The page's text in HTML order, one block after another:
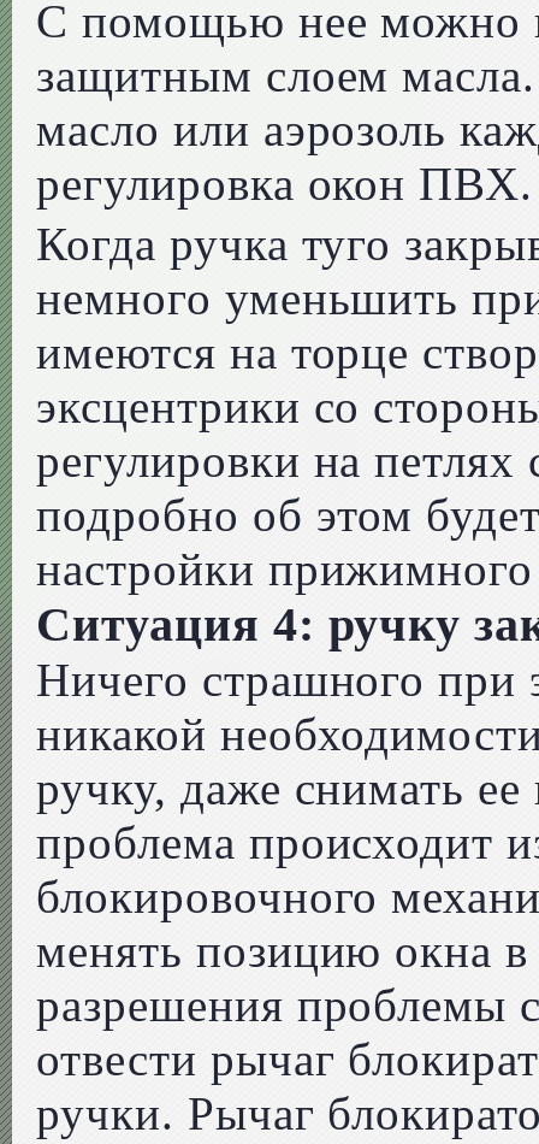
С помощью нее можно
защитным слоем масла.
масло или аэрозоль
регулировка окон ПВХ.
Когда ручка туго
немного уменьшить
имеются на торце
эксцентрики со
регулировки на
подробно об этом
настройки
Ситуация 4: ручку
Ничего страшного при
никакой
ручку, даже снимать
проблема происходит
блокировочного
менять позицию окна
разрешения проблемы
отвести рычаг
ручки. Рычаг